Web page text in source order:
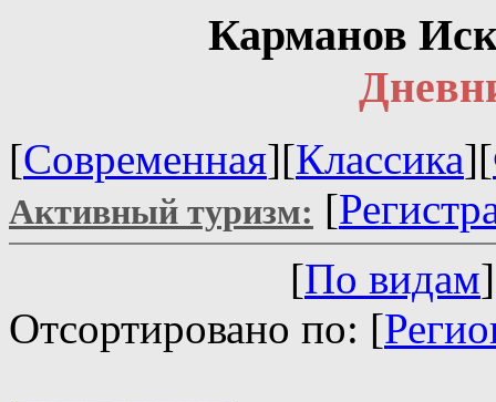
Карманов
[Современная][Классика][
Активный туризм: [
[По видам
Отсортировано по: [